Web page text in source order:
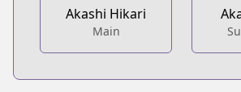
Akashi Hikari
Main